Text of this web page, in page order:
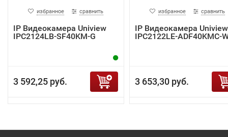
избранное сравнить
IP Видеокамера Uniview
IPC2124LB-SF40KM-G
3 592,25 руб.
избранное сравнить
IP Видеокамера Uniview
IPC2122LE-ADF40KMC-
3 653,30 руб.